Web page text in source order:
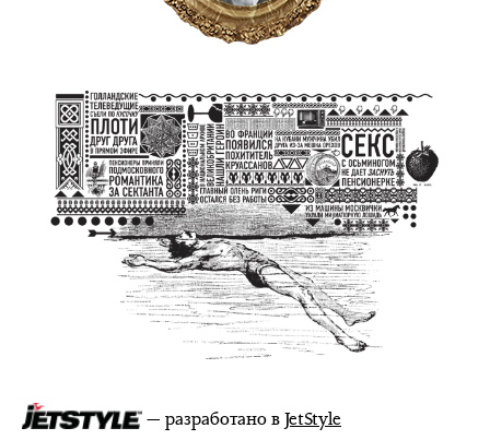
— разработано вJetStyle